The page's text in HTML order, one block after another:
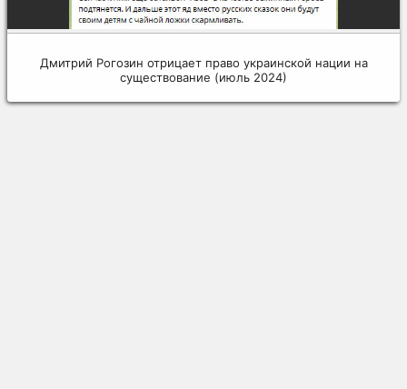
Дмитрий Рогозин отрицает право украинской нации на
существование (июль 2024)